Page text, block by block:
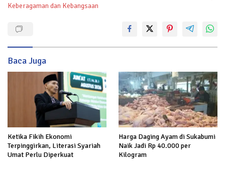
Keberagaman dan Kebangsaan
Baca Juga
Ketika Fikih Ekonomi
Terpinggirkan, Literasi Syariah
Umat Perlu Diperkuat
Harga Daging Ayam di Sukabumi
Naik Jadi Rp 40.000 per
Kilogram